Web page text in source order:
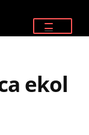
ekol